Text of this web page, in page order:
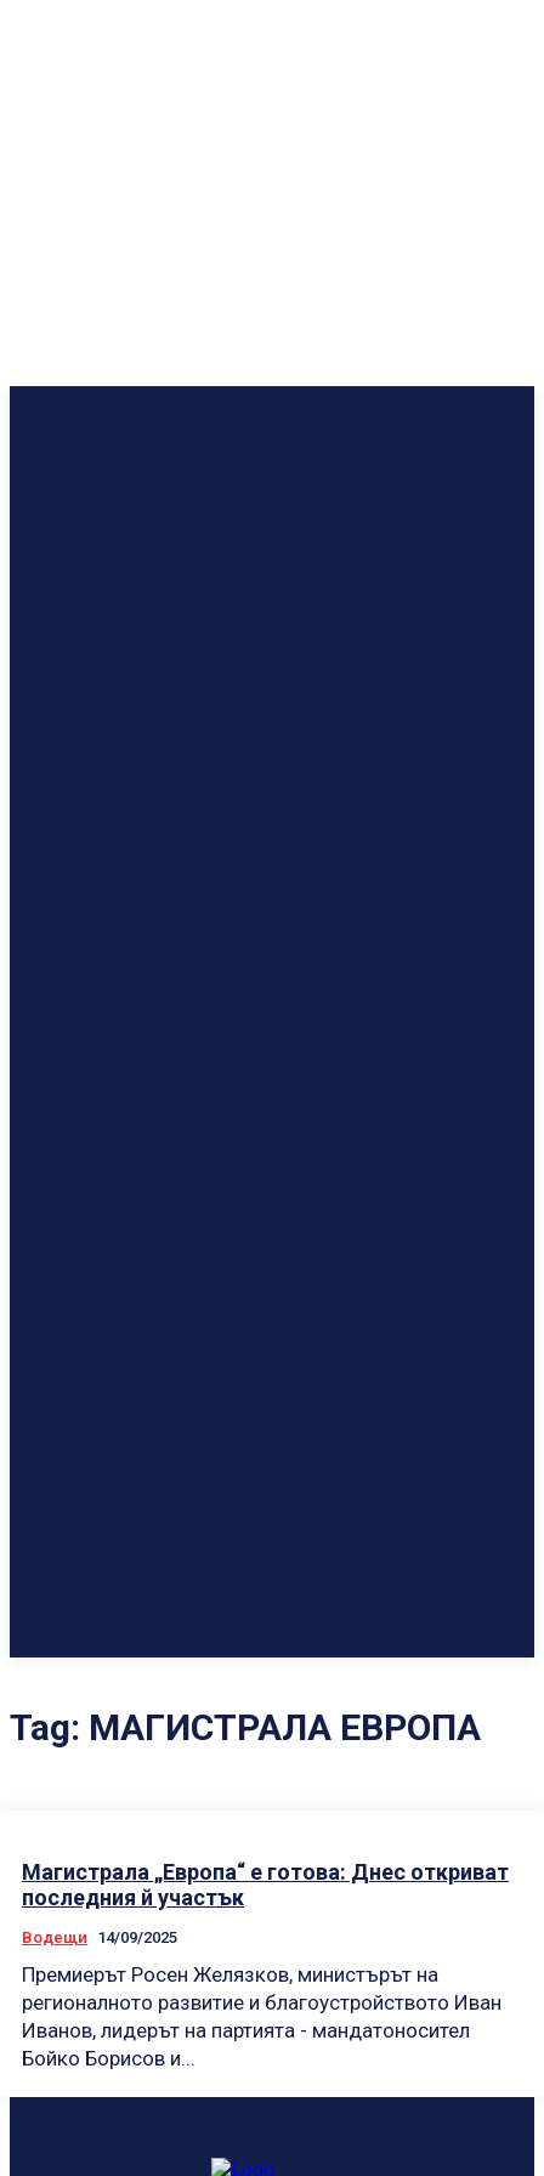
Tag: МАГИСТРАЛА ЕВРОПА
Магистрала „Европа“ е готова: Днес откриват
последния й участък
Водещи 14/09/2025
Премиерът Росен Желязков, министърът на
регионалното развитие и благоустройството Иван
Иванов, лидерът на партията - мандатоносител
Бойко Борисов и...